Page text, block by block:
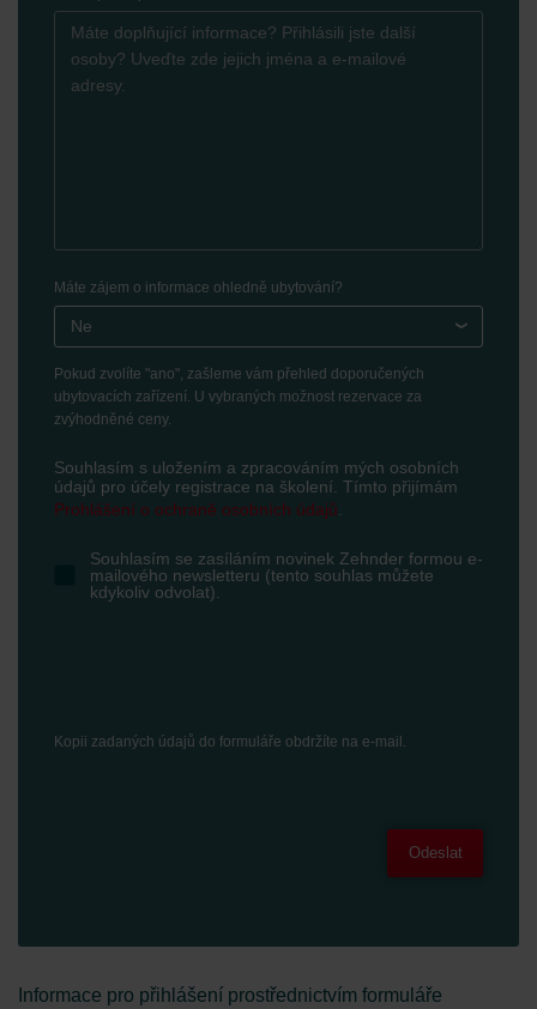
Ne
Pokud zvolíte "ano", zašleme vám přehled doporučených
ubytovacích zařízení. U vybraných možnost rezervace za
zvýhodněné ceny.
Máte zájem o informace ohledně ubytování?
Souhlasím s uložením a zpracováním mých osobních
údajů pro účely registrace na školení. Tímto přijímám
Prohlášení o ochraně osobních údajů
Souhlasím se zasíláním novinek Zehnder formou e-
mailového newsletteru (tento souhlas můžete
kdykoliv odvolat).
Kopii zadaných údajů do formuláře obdržíte na e-mail.
Odeslat
Informace pro přihlášení prostřednictvím formuláře